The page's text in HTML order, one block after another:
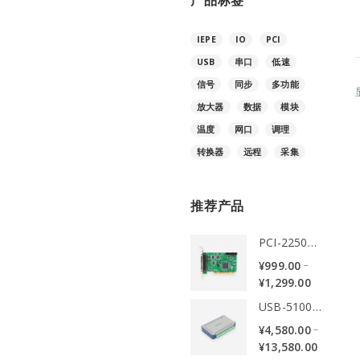
IEPE IO PCI
USB 串口 低速
信号 同步 多功能
放大器 数据 模块
温度 网口 调理
转换器 远程 采集
推荐产品
PCI-2250系列数据采集卡
¥999.00 –
¥1,299.00
USB-5100系列同步数据采集卡
¥4,580.00–
¥13,580.00